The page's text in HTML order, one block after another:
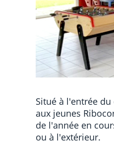
Situé à l'entrée
aux jeunes
de l'année en
ou à l'extérieur.